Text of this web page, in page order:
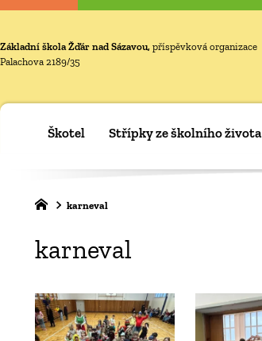
Základní škola Žďár nad Sázavou, příspěvková organizace
Palachova 2189/35
Škotel Střípky ze školního života
karneval
karneval